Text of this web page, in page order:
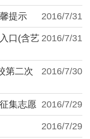
2016/7/31
提示
2016/7/31
口(含艺
2016/7/30
第二次
2016/7/29
集志愿
2016/7/29